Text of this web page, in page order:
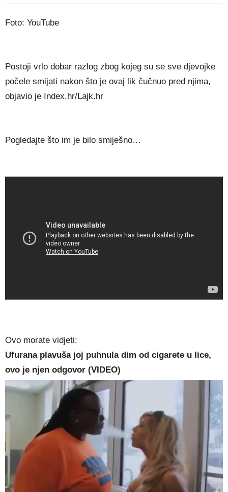
Foto: YouTube
Postoji vrlo dobar razlog zbog kojeg su se sve djevojke
počele smijati nakon što je ovaj lik čučnuo pred njima,
objavio je Index.hr/Lajk.hr
Pogledajte što im je bilo smiješno…
Ovo morate vidjeti:
Ufurana plavuša joj puhnula dim od cigarete u lice,
ovo je njen odgovor (VIDEO)